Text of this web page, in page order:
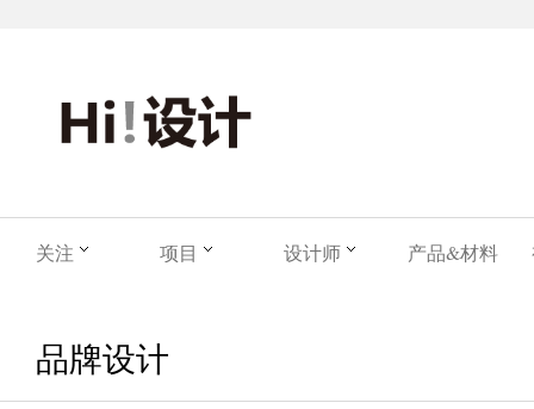
关注 项目 设计师 产品&材料
品牌设计